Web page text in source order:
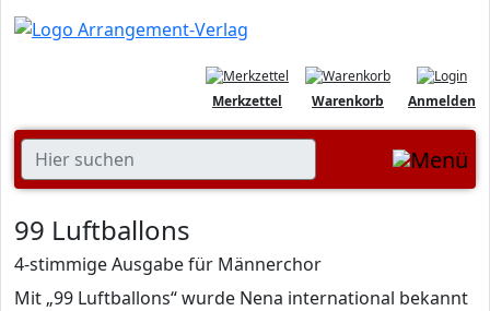
Anmelden
Warenkorb
Merkzettel
99 Luftballons
4-stimmige Ausgabe für Männerchor
Mit „99 Luftballons“ wurde Nena international bekannt